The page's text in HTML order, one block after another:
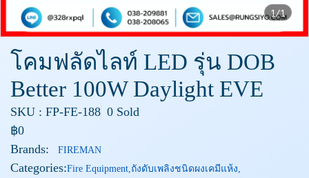
1/1
โคมฟลัดไลท์ LED รุ่น DOB
Better 100W Daylight EVE
SKU : FP-FE-188 0 Sold
฿0
Brands:
FIREMAN
Categories:Fire Equipment,ถังดับเพลิงชนิดผงเคมีแห้ง,